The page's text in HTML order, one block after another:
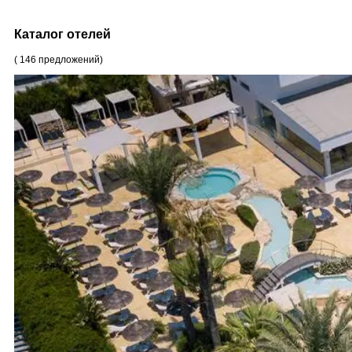
Каталог отелей
( 146 предложений)